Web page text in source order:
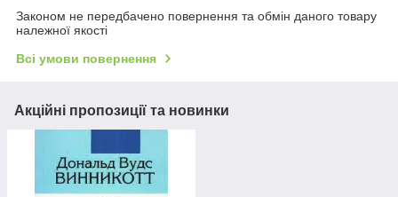
Законом не передбачено повернення та обмін даного товару
належної якості
Всі умови повернення
Акційні пропозиції та новинки